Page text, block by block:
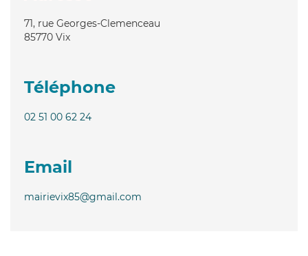
71, rue Georges-Clemenceau
85770 Vix
Téléphone
02 51 00 62 24
Email
mairievix85@gmail.com